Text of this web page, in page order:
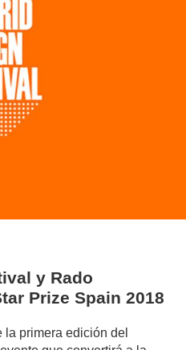
y Rado
Prize Spain 2018
la primera edición del